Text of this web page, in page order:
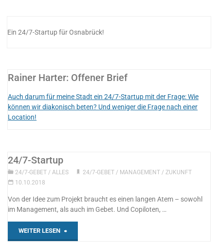
Ein 24/7-Startup für Osnabrück!
Rainer Harter: Offener Brief
Auch darum für meine Stadt ein 24/7-Startup mit der Frage: Wie
können wir diakonisch beten? Und weniger die Frage nach einer
Location!
24/7-Startup
24/7-GEBET / ALLES 24/7-GEBET/ MANAGEMENT/ ZUKUNFT
10.10.2018
Von der Idee zum Projekt braucht es einen langen Atem – sowohl
im Management, als auch im Gebet. Und Copiloten, …
WEITER LESEN "24/7-